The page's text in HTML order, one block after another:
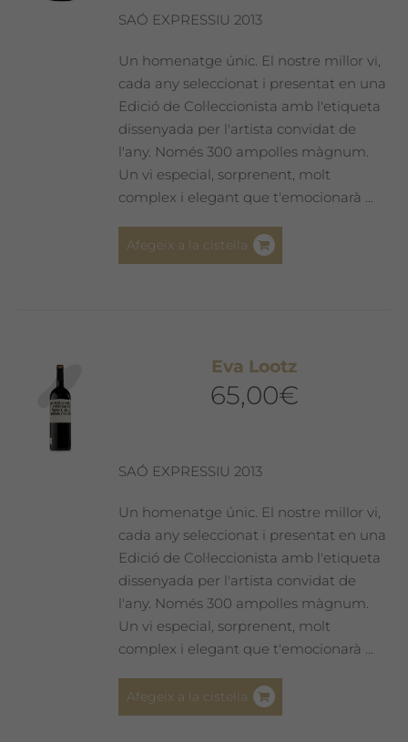
SAÓ EXPRESSIU 2013
Un homenatge únic. El nostre millor vi,
cada any seleccionat i presentat en una
Edició de Col·leccionista amb l'etiqueta
dissenyada per l'artista convidat de
l'any. Només 300 ampolles màgnum.
Un vi especial, sorprenent, molt
complex i elegant que t'emocionarà ...
Afegeix a la cistella
Eva Lootz
65,00€
SAÓ EXPRESSIU 2013
Un homenatge únic. El nostre millor vi,
cada any seleccionat i presentat en una
Edició de Col·leccionista amb l'etiqueta
dissenyada per l'artista convidat de
l'any. Només 300 ampolles màgnum.
Un vi especial, sorprenent, molt
complex i elegant que t'emocionarà ...
Afegeix a la cistella